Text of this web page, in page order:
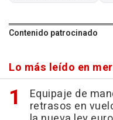
Contenido patrocinado
Lo más leído en
Equipaje de
retrasos en